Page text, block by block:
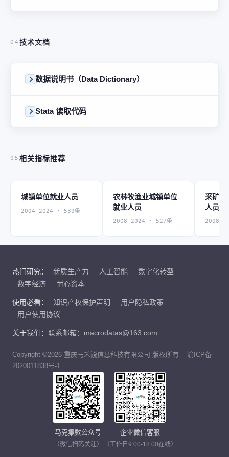
04 技术文档
数据说明书（Data Dictionary）
Stata 读取代码
05 相关指标推荐
城镇单位就业人员
2004-2024 · 539条
农林牧渔业城镇单位
就业人员
2008-2024 · 527条
采矿业
人员
2008-
热门研究： 新质生产力 人工智能
数字化转型
数字经济
耐心资本
使用必看： 知识产权保护声明
用户隐私政策
用户使用协议
关于我们： 联系邮箱：macrodatas@163.com
Copyright ©2026 重庆马禾锐信息科技有限公司 版权所有
渝ICP备
2020011838号-1
马克集数公众号
（微信扫码关注）
企业微信客服
（工作日9:00-18:00在线）